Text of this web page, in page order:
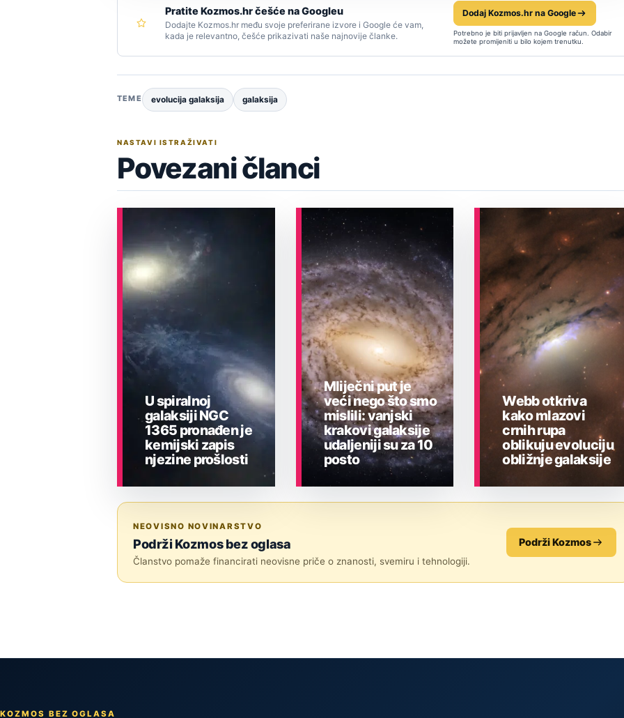
Pratite Kozmos.hr češće na Googleu
Dodajte Kozmos.hr među svoje preferirane izvore i Google će vam,
kada je relevantno, češće prikazivati naše najnovije članke.
Dodaj Kozmos.hr na Google
Potrebno je biti prijavljen na Google račun. Odabir
možete promijeniti u bilo kojem trenutku.
TEME evolucija galaksija galaksija
NASTAVI ISTRAŽIVATI
Povezani članci
U spiralnoj
galaksiji NGC
1365 pronađen je
kemijski zapis
njezine prošlosti
Mliječni put je
veći nego što smo
mislili: vanjski
krakovi galaksije
udaljeniji su za 10
posto
Webb otkriva
kako mlazovi
crnih rupa
oblikuju evoluciju
obližnje galaksije
NEOVISNO NOVINARSTVO
Podrži Kozmos bez oglasa
Članstvo pomaže financirati neovisne priče o znanosti, svemiru i tehnologiji.
Podrži Kozmos
KOZMOS BEZ OGLASA